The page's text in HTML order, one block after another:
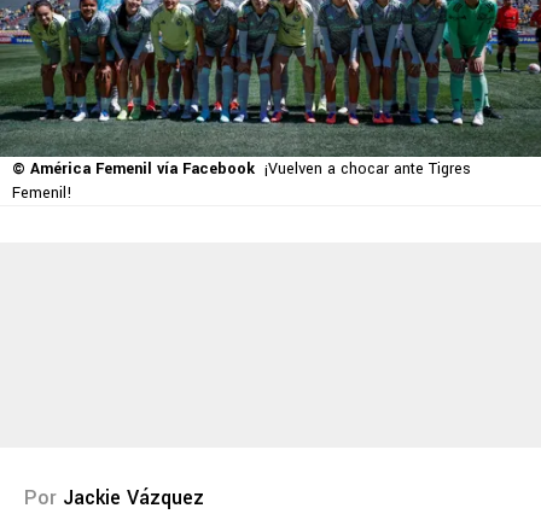
© América Femenil vía Facebook ¡Vuelven a chocar ante Tigres
Femenil!
Por Jackie Vázquez